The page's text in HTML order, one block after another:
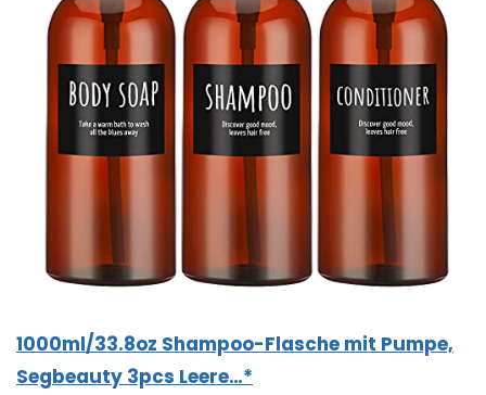
1000ml/33.8oz Shampoo-Flasche mit Pumpe,
Segbeauty 3pcs Leere…*